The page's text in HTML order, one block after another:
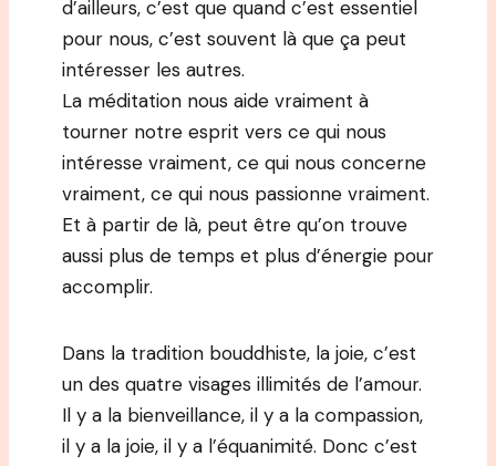
d’ailleurs, c’est que quand c’est essentiel
pour nous, c’est souvent là que ça peut
intéresser les autres.
La méditation nous aide vraiment à
tourner notre esprit vers ce qui nous
intéresse vraiment, ce qui nous concerne
vraiment, ce qui nous passionne vraiment.
Et à partir de là, peut être qu’on trouve
aussi plus de temps et plus d’énergie pour
accomplir.
Dans la tradition bouddhiste, la joie, c’est
un des quatre visages illimités de l’amour.
Il y a la bienveillance, il y a la compassion,
il y a la joie, il y a l’équanimité. Donc c’est